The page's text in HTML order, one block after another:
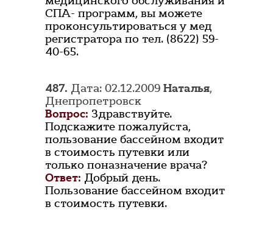
СПА- программ, вы можете
проконсультироваться у мед
регистратора по тел. (8622) 59-
40-65.
487. Дата: 02.12.2009 Наталья,
Днепропетровск
Вопрос: Здравствуйте.
Подскажите пожалуйста,
пользование бассейном входит
в стоимость путевки или
только поназначение врача?
Ответ: Добрый день.
Пользование бассейном входит
в стоимость путевки.